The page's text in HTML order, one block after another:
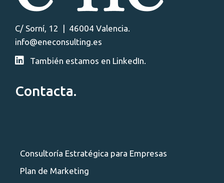
Consultoría Estratégica para Empresas
Plan de Marketing
C/ Sorní, 12 | 46004 Valencia.
info@eneconsulting.es
También estamos en LinkedIn.
Contacta.